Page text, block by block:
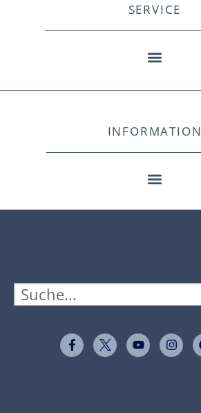
SERVICE
INFORMATION